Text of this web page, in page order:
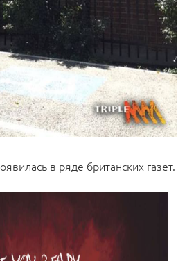
в ряде британских газет.